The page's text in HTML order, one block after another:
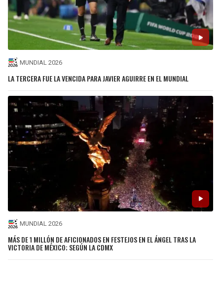
MUNDIAL 2026
LA TERCERA FUE LA VENCIDA PARA JAVIER AGUIRRE EN EL MUNDIAL
MUNDIAL 2026
MÁS DE 1 MILLÓN DE AFICIONADOS EN FESTEJOS EN EL ÁNGEL TRAS LA
VICTORIA DE MÉXICO; SEGÚN LA CDMX